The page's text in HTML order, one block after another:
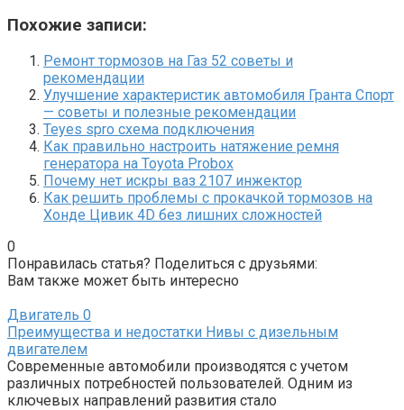
Похожие записи:
Ремонт тормозов на Газ 52 советы и
рекомендации
Улучшение характеристик автомобиля Гранта Спорт
— советы и полезные рекомендации
Teyes spro схема подключения
Как правильно настроить натяжение ремня
генератора на Toyota Probox
Почему нет искры ваз 2107 инжектор
Как решить проблемы с прокачкой тормозов на
Хонде Цивик 4D без лишних сложностей
0
Понравилась статья? Поделиться с друзьями:
Вам также может быть интересно
Двигатель 0
Преимущества и недостатки Нивы с дизельным
двигателем
Современные автомобили производятся с учетом
различных потребностей пользователей. Одним из
ключевых направлений развития стало